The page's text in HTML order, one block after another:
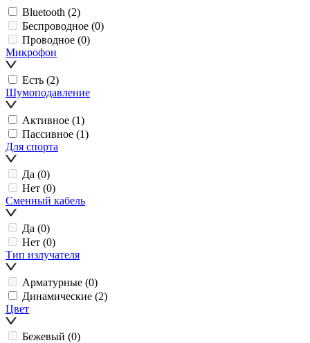
Bluetooth (2)
Беспроводное (0)
Проводное (0)
Микрофон
Есть (2)
Шумоподавление
Активное (1)
Пассивное (1)
Для спорта
Да (0)
Нет (0)
Сменный кабель
Да (0)
Нет (0)
Тип излучателя
Арматурные (0)
Динамические (2)
Цвет
Бежевый (0)